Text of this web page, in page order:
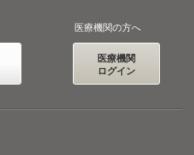
医療機関の方へ
医療機関
ログイン